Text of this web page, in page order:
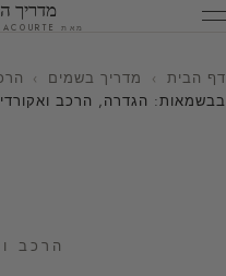
מדריך
מאת SYLVAINE DELACOURTE
דף הבית › מדריך בשמים ›
בבשמאות: הגדרה, הרכב
הרכב